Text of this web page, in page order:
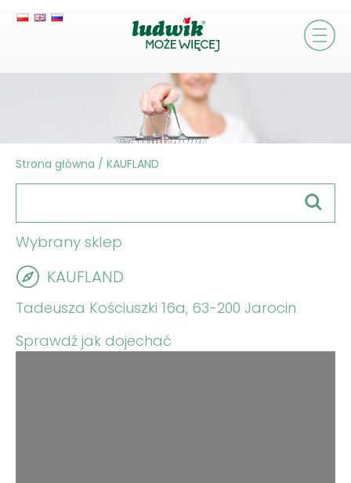
Strona główna / KAUFLAND
Wybrany sklep
KAUFLAND
Tadeusza Kościuszki 16a, 63-200 Jarocin
Sprawdź jak dojechać